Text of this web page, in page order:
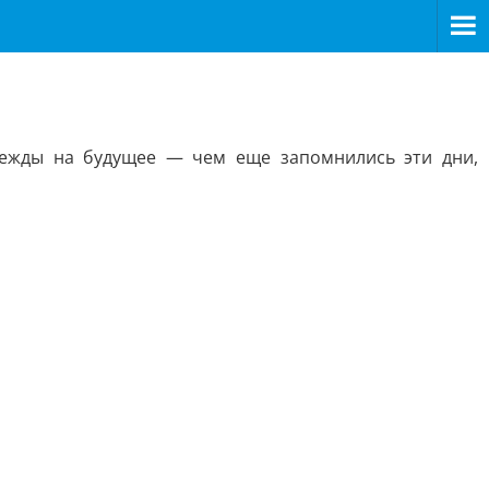
на будущее — чем еще запомнились эти дни,